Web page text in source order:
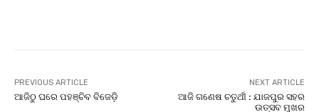
PREVIOUS ARTICLE
ଆଜିଠୁ ଘରେ ପହଞ୍ଚିବ ବିଜେଡ଼ି
NEXT ARTICLE
ଆଜି ଗଣେଷ ଚତୁର୍ଥୀ : ଯାଜପୁର ସହର
ଉତ୍ସବ ମୁଖର